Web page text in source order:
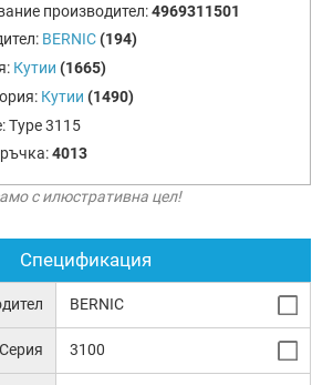
производител:4969311501
BERNIC (194)
Кутии (1665)
Кутии (1490)
Type 3115
4013
с илюстративна цел!
Спецификация
BERNIC
Серия 3100